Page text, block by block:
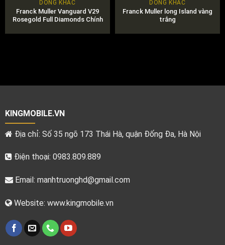
DÒNG KHÁC
Franck Muller Vanguard V29
Rosegold Full Diamonds Chính
DÒNG KHÁC
Franck Muller long Island vàng
trắng
KINGMOBILE.VN
Địa chỉ: Số 35 ngõ 173 Thái Hà, quận Đống Đa, Hà Nội
Điện thoại: 0983.809.889
Email: manhtruonghd@gmail.com
Website: www.kingmobile.vn